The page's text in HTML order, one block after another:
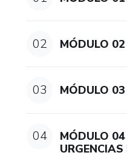
02 MÓDULO
03 MÓDULO
04
MÓDULO